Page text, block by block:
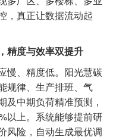
，真正让数据流动起
精度与效率双提升
慢、精度低。阳光慧碳
规律、生产排班、气
及中期负荷精准预测，
以上。系统能够提前研
风险，自动生成最优调